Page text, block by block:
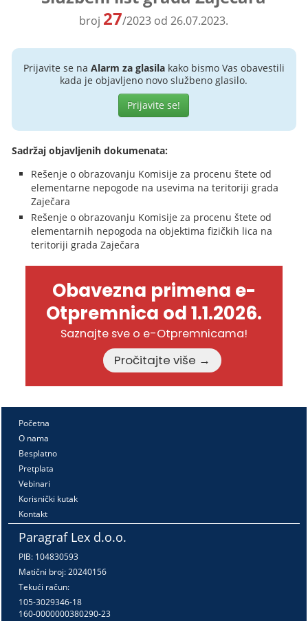
broj 27/2023 od 26.07.2023.
Prijavite se na Alarm za glasilakako bismo Vas obavestili
kada je objavljeno novo službeno glasilo.
Prijavite se!
Sadržaj objavljenih dokumenata:
Rešenje o obrazovanju Komisije za procenu štete od
elementarne nepogode na usevima na teritoriji grada
Zaječara
Rešenje o obrazovanju Komisije za procenu štete od
elementarnih nepogoda na objektima fizičkih lica na
teritoriji grada Zaječara
Obavezna primena e-
Otpremnica od 1.1.2026.
Saznajte sve o e-Otpremnicama!
Pročitajte više →
Početna
O nama
Besplatno
Pretplata
Vebinari
Korisnički kutak
Kontakt
Paragraf Lex d.o.o.
PIB: 104830593
Matični broj: 20240156
Tekući račun:
105-3029346-18
160-0000000380290-23